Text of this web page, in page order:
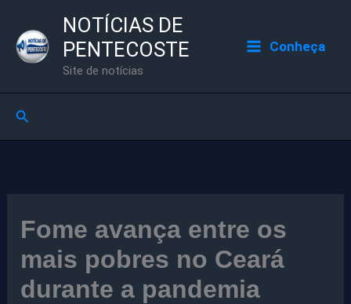
para
NOTÍCIAS DE
PENTECOSTE
Site de notícias
Conheça
Pesquisar
Fome avança entre os
mais pobres no Ceará
durante a pandemia